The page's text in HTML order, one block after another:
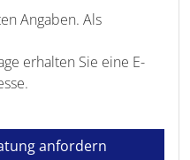
Angaben. Als
erhalten Sie eine E-
anfordern